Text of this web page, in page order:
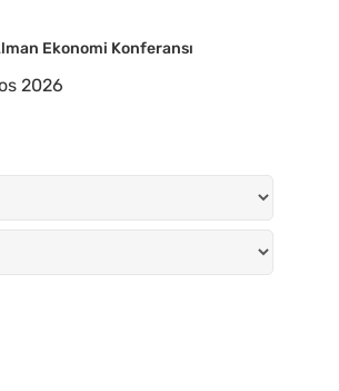
Ekonomi Konferansı
2026